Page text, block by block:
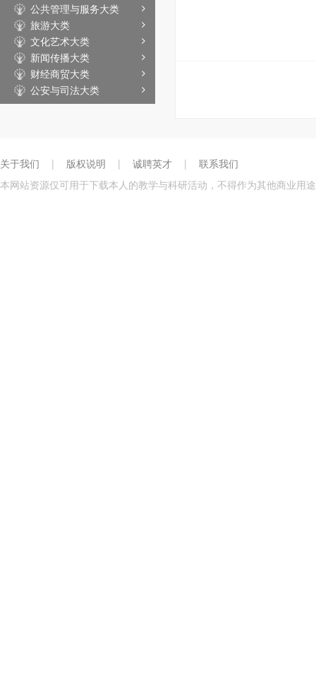
公共管理与服务大类
旅游大类
文化艺术大类
新闻传播大类
财经商贸大类
公安与司法大类
关于我们 | 版权说明 | 诚聘英才 |
联系我们
本网站资源仅可用于下载本人的教学与科研活动，不得作为其他商业用